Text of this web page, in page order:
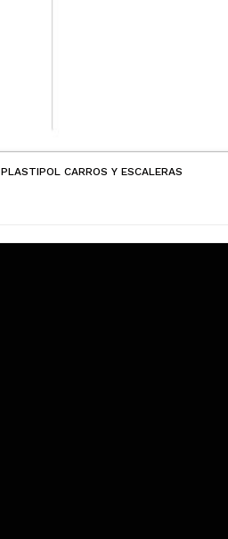
PLASTIPOL CARROS Y ESCALERAS